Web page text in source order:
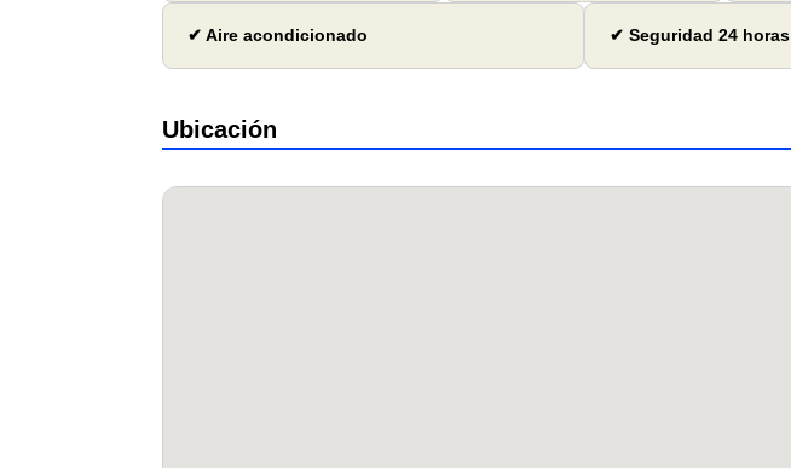
✔ Aire acondicionado ✔ Seguridad 24 horas
Ubicación